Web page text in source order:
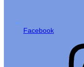
Facebook